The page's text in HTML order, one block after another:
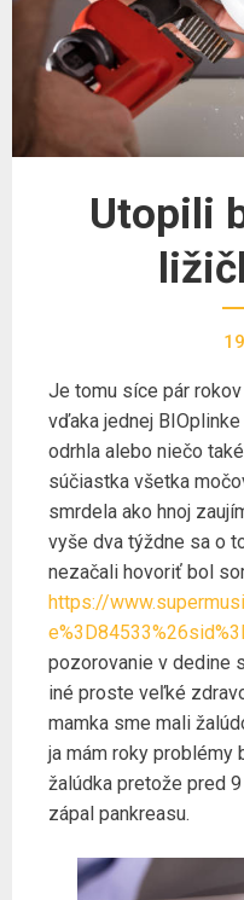
Utopili
Je tomu síce pár
vďaka jednej
odrhla alebo niečo
súčiastka všetka
smrdela ako hnoj
vyše dva týždne sa o
nezačali hovoriť bol
https://
pozorovanie v dedine
iné proste veľké
mamka sme mali
ja mám roky problémy
žalúdka pretože pred
zápal pankreasu.